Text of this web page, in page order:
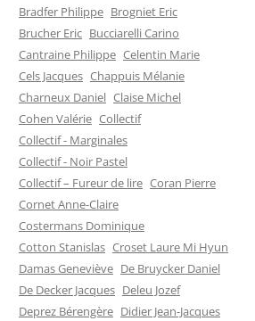
Bradfer Philippe Brogniet Eric
Brucher Eric Bucciarelli Carino
Cantraine Philippe Celentin Marie
Cels Jacques Chappuis Mélanie
Charneux Daniel Claise Michel
Cohen Valérie Collectif
Collectif - Marginales
Collectif - Noir Pastel
Collectif – Fureur de lire Coran Pierre
Cornet Anne-Claire
Costermans Dominique
Cotton Stanislas Croset Laure Mi Hyun
Damas Geneviève De Bruycker Daniel
De Decker Jacques Deleu Jozef
Deprez Bérengère Didier Jean-Jacques